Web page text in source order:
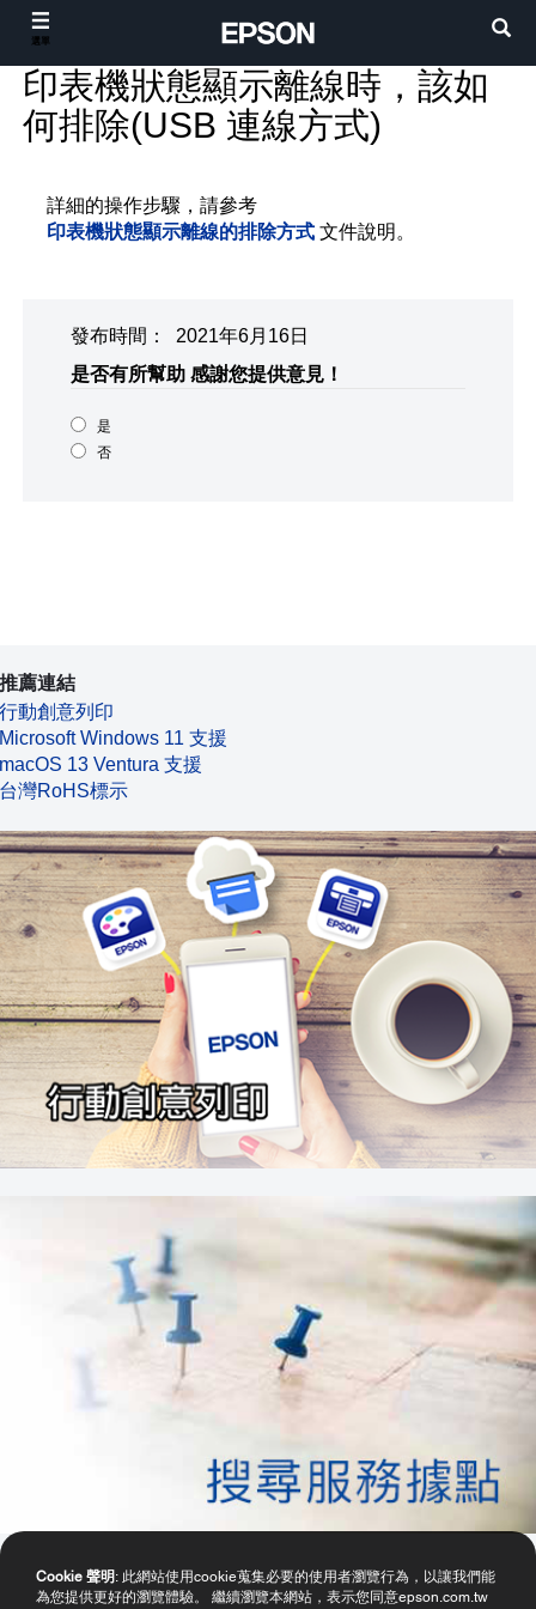
印表機狀態顯示離線時，該如
何排除(USB 連線方式)
詳細的操作步驟，請參考
印表機狀態顯示離線的排除方式 文件說明。
發布時間： 2021年6月16日
是否有所幫助 感謝您提供意見！
是
否
推薦連結
行動創意列印
Microsoft Windows 11 支援
macOS 13 Ventura 支援
台灣RoHS標示
Cookie 聲明 : 此網站使用cookie蒐集必要的使用者瀏覽行為，以讓我們能
為您提供更好的瀏覽體驗。 繼續瀏覽本網站，表示您同意epson.com.tw